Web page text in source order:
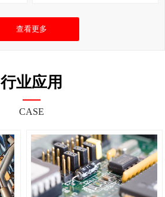
查看更多
行业应用
CASE